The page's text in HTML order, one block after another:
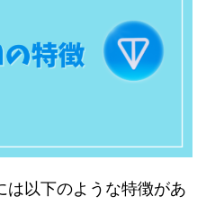
以下のような特徴があ